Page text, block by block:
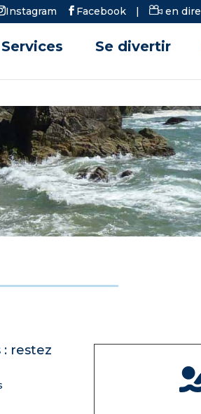
Instagram Facebook | en
Services Se divertir
restez